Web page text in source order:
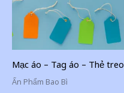
Mạc áo – Tag áo – Thẻ treo
Ấn Phẩm Bao Bì